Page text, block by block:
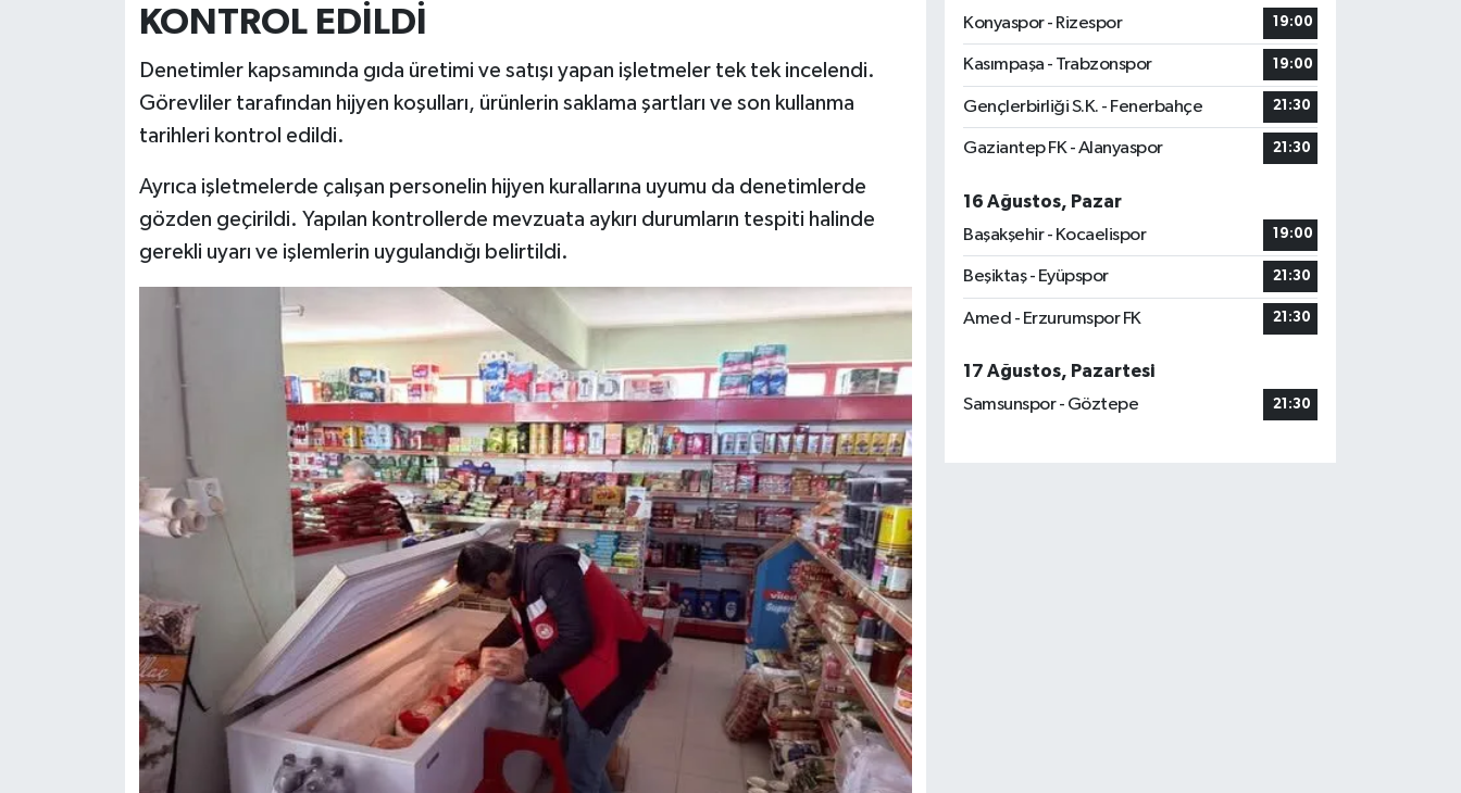
KONTROL EDİLDİ
Denetimler kapsamında gıda üretimi ve satışı yapan işletmeler tek tek incelendi.
Görevliler tarafından hijyen koşulları, ürünlerin saklama şartları ve son kullanma
tarihleri kontrol edildi.
Ayrıca işletmelerde çalışan personelin hijyen kurallarına uyumu da denetimlerde
gözden geçirildi. Yapılan kontrollerde mevzuata aykırı durumların tespiti halinde
gerekli uyarı ve işlemlerin uygulandığı belirtildi.
Konyaspor - Rizespor
19:00
Kasımpaşa - Trabzonspor 19:00
Gençlerbirliği S.K. - Fenerbahçe 21:30
Gaziantep FK - Alanyaspor 21:30
16 Ağustos, Pazar
Başakşehir - Kocaelispor
19:00
Beşiktaş - Eyüpspor 21:30
Amed - Erzurumspor FK 21:30
17 Ağustos, Pazartesi
Samsunspor - Göztepe
21:30
Resmi İlan
Teknoloji
Video Galeri